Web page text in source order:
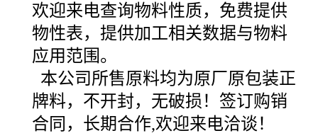
欢迎来电查询物料性质，免费提供
物性表，提供加工相关数据与物料
应用范围。
本公司所售原料均为原厂原包装正
牌料，不开封，无破损！签订购销
合同，长期合作,欢迎来电洽谈！